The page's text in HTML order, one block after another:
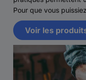
Pour que vous